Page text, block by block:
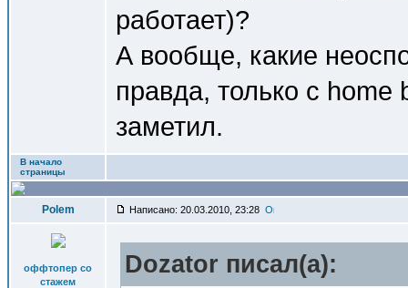
работает)?
А вообще, какие
правда, только с
заметил.
В начало
страницы
Polem Написано: 20.03.2010, 23:28
оффтопер со
стажем
Dozator писал(a):